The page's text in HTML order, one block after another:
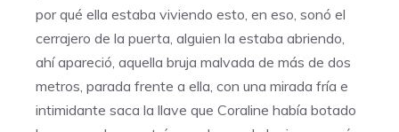
por qué ella estaba viviendo esto, en eso, sonó el
cerrajero de la puerta, alguien la estaba abriendo,
ahí apareció, aquella bruja malvada de más de dos
metros, parada frente a ella, con una mirada fría e
intimidante saca la llave que Coraline había botado